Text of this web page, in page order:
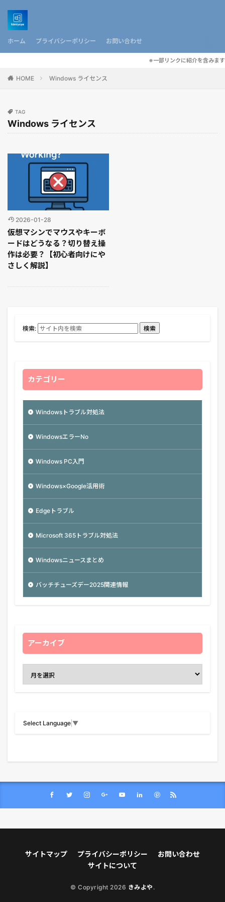
ホーム プライバシーポリシー お問い合わせ
※一部リンクに紹介を含みます
HOME Windows ライセンス
TAG
Windows ライセンス
2026-01-28
仮想マシンでマウスやキーボ
ードはどうなる？切り替え操
作は必要？【初心者向けにや
さしく解説】
検索: 検索
カテゴリー
Windowsトラブル対処法
WindowsエラーNo
Windows PC入門
Windows×Google活用術
Edgeトラブル
Microsoft 365トラブル対処法
Windowsニュースまとめ
バッチチューズデー2025関連情報
アーカイブ
Select Language ▼
サイトマップ プライバシーポリシー
お問い合わせ
サイトについて
© Copyright 2026 きみよや .